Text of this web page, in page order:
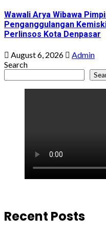
Wawali Arya Wibawa
Penganggulangan
Perlinsos Kota Denpasar
August 6, 2026
Admin
Search
Recent Posts